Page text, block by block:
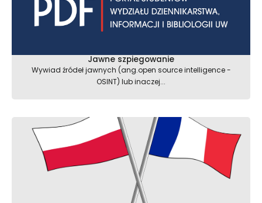
Jawne szpiegowanie
Wywiad źródeł jawnych (ang.open source intelligence -
OSINT) lub inaczej...